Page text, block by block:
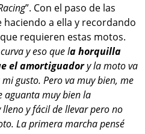
”. Con el paso de las
a ella y recordando
requieren estas motos.
y eso que la horquilla
el amortiguadory la moto va
gusto. Pero va muy bien, me
aguanta muy bien la
y fácil de llevar pero no
La primera marcha pensé